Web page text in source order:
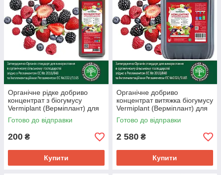
Органічне рідке добриво
концентрат з біогумусу
Vermiplant (Верміплант) для
ягід, овочів, салатів, гумінові
та фульво кислоти 1 л
Готово до відправки
200 ₴
Купити
Органічне добриво
концентрат витяжка біогумусу
Vermiplant (Верміплант) для
плодово-ягідних культур 20 л.
Готово до відправки
2 580 ₴
Купити